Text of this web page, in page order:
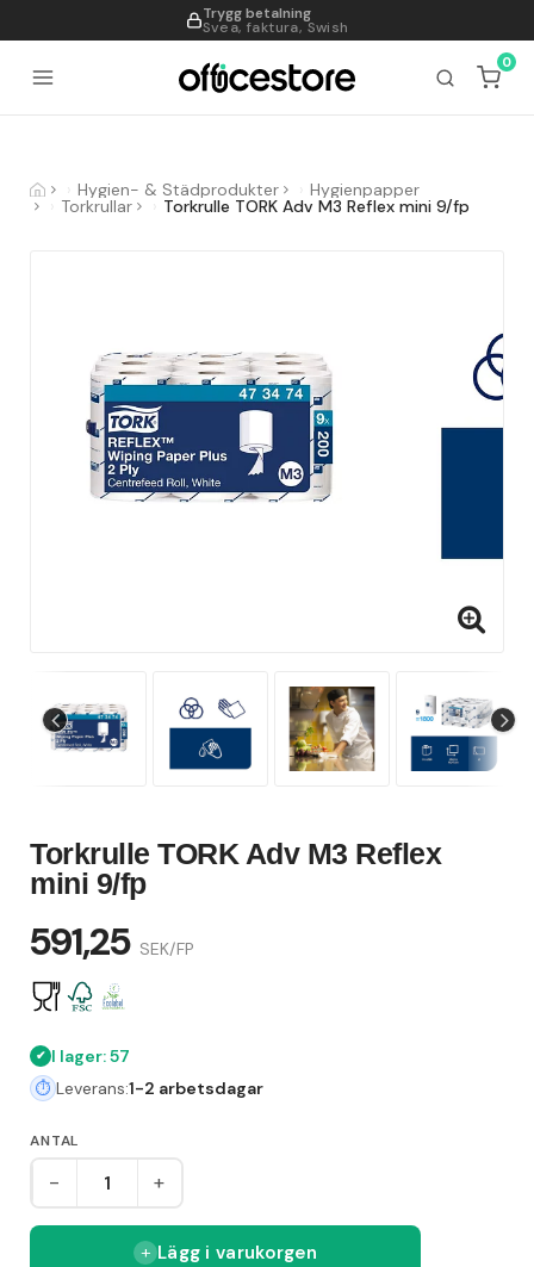
Trygg betalning
Svea, faktura, Swish
995
0
Hygien- & Städprodukter Hygienpapper
Torkrullar Torkrulle TORK Adv M3 Reflex mini 9/fp
Torkrulle TORK Adv M3 Reflex
mini 9/fp
591,25 SEK/FP
I lager: 57
Leverans:1-2 arbetsdagar
ANTAL
- +
Lägg i varukorgen